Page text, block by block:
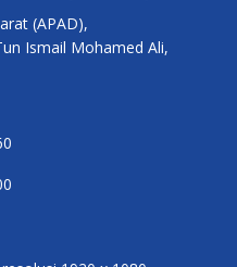
(APAD),
Ismail Mohamed Ali,